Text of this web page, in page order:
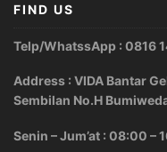
FIND US
Telp/WhatssApp : 0816
Address : VIDA Bantar
Sembilan No.H
Senin – Jum’at : 08:00 –